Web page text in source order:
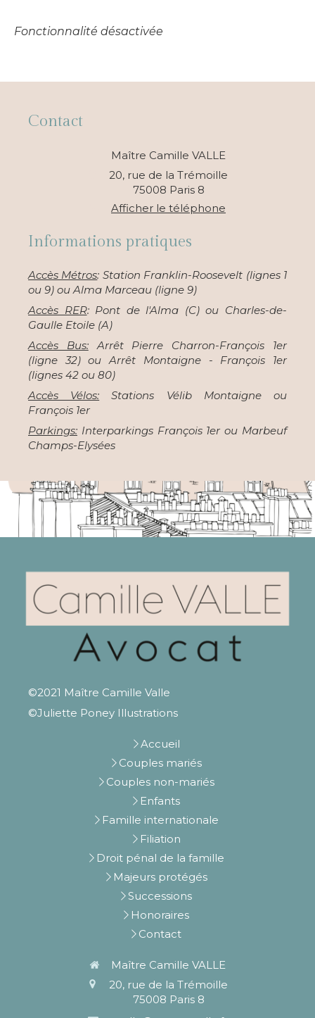
Fonctionnalité désactivée
Contact
Maître Camille VALLE
20, rue de la Trémoille
75008 Paris 8
Afficher le téléphone
Informations pratiques
Accès Métros: Station Franklin-Roosevelt (lignes 1
ou 9) ou Alma Marceau (ligne 9)
Accès RER: Pont de l'Alma (C) ou Charles-de-
Gaulle Etoile (A)
Accès Bus:Arrêt Pierre Charron-François 1er
(ligne 32) ou Arrêt Montaigne - François 1er
(lignes 42 ou 80)
Accès Vélos: Stations Vélib Montaigne ou
François 1er
Parkings: Interparkings François 1er ou Marbeuf
Champs-Elysées
©2021 Maître Camille Valle
©Juliette Poney Illustrations
Accueil
Couples mariés
Couples non-mariés
Enfants
Famille internationale
Filiation
Droit pénal de la famille
Majeurs protégés
Successions
Honoraires
Contact
Maître Camille VALLE
20, rue de la Trémoille
75008 Paris 8